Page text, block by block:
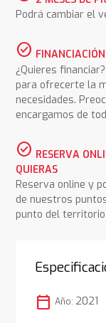
Podrá cambiar el
check_circle
¿Quieres
para ofrecerte la
necesidades.
encargamos de
check_circle RESERVA
QUIERAS
Reserva online y
de nuestros
punto del territorio
calendar_today Año: 2021